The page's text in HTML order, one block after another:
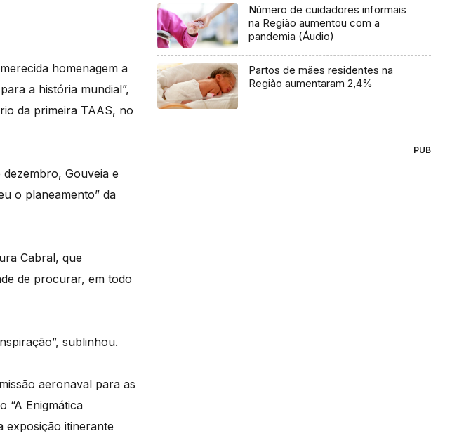
homenagem a
a história mundial”,
da primeira TAAS, no
Gouveia e
o planeamento” da
Cabral, que
de procurar, em todo
sublinhou.
aeronaval para as
“A Enigmática
exposição itinerante
Número de cuidadores informais
na Região aumentou com a
pandemia (Áudio)
Partos de mães residentes na
Região aumentaram 2,4%
PUB